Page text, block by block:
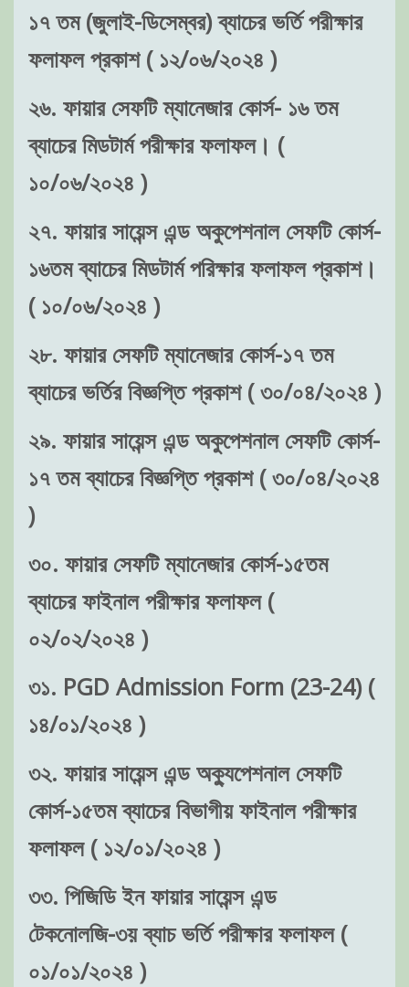
১৭ তম (জুলাই-ডিসেম্বর) ব্যাচের ভর্তি পরীক্ষার
ফলাফল প্রকাশ ( ১২/০৬/২০২৪ )
২৬. ফায়ার সেফটি ম্যানেজার কোর্স- ১৬ তম
ব্যাচের মিডটার্ম পরীক্ষার ফলাফল। (
১০/০৬/২০২৪ )
২৭. ফায়ার সায়েন্স এন্ড অকুপেশনাল সেফটি কোর্স-
১৬তম ব্যাচের মিডটার্ম পরিক্ষার ফলাফল প্রকাশ।
( ১০/০৬/২০২৪ )
২৮. ফায়ার সেফটি ম্যানেজার কোর্স-১৭ তম
ব্যাচের ভর্তির বিজ্ঞপ্তি প্রকাশ ( ৩০/০৪/২০২৪ )
২৯. ফায়ার সায়েন্স এন্ড অকুপেশনাল সেফটি কোর্স-
১৭ তম ব্যাচের বিজ্ঞপ্তি প্রকাশ ( ৩০/০৪/২০২৪
)
৩০. ফায়ার সেফটি ম্যানেজার কোর্স-১৫তম
ব্যাচের ফাইনাল পরীক্ষার ফলাফল (
০২/০২/২০২৪ )
৩১. PGD Admission Form (23-24) (
১৪/০১/২০২৪ )
৩২. ফায়ার সায়েন্স এন্ড অক্যুপেশনাল সেফটি
কোর্স-১৫তম ব্যাচের বিভাগীয় ফাইনাল পরীক্ষার
ফলাফল ( ১২/০১/২০২৪ )
৩৩. পিজিডি ইন ফায়ার সায়েন্স এন্ড
টেকনোলজি-৩য় ব্যাচ ভর্তি পরীক্ষার ফলাফল (
০১/০১/২০২৪ )